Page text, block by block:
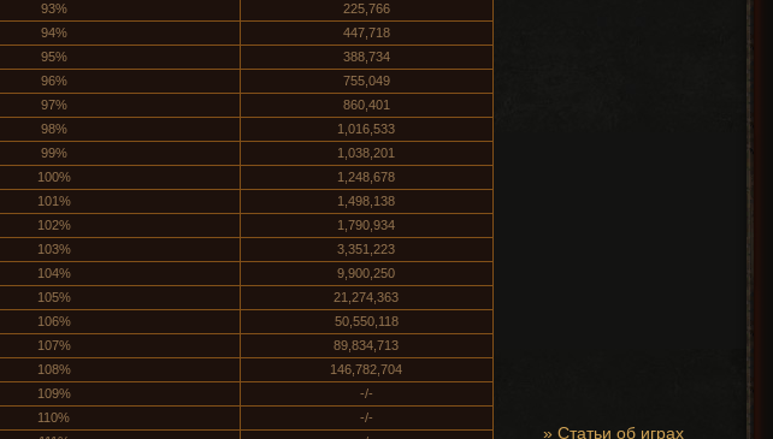
» Статьи об играх
93%
225,766
94%
447,718
95%
388,734
96%
755,049
97%
860,401
98%
1,016,533
99%
1,038,201
100%
1,248,678
101%
1,498,138
102%
1,790,934
103%
3,351,223
104%
9,900,250
105%
21,274,363
106%
50,550,118
107%
89,834,713
108%
146,782,704
109%
-/-
110%
-/-